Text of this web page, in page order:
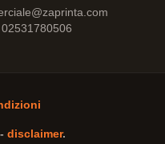
02531780506
disclaimer.